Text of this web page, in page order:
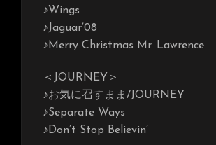
♪Wings
♪Jaguar’08
♪Merry Christmas Mr. Lawrence
＜JOURNEY＞
♪お気に召すまま/JOURNEY
♪Separate Ways
♪Don’t Stop Believin’